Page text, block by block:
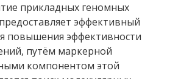
прикладных геномных
эффективный
повышения эффективности
путём маркерной
компонентом этой